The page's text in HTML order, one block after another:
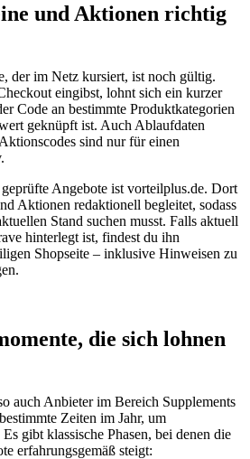
und Aktionen richtig
der im Netz kursiert, ist noch gültig.
eingibst, lohnt sich ein kurzer
Code an bestimmte Produktkategorien
geknüpft ist. Auch Ablaufdaten
sind nur für einen
Angebote ist vorteilplus.de. Dort
Aktionen redaktionell begleitet, sodass
Stand suchen musst. Falls aktuell
hinterlegt ist, findest du ihn
Shopseite – inklusive Hinweisen zu
die sich lohnen
auch Anbieter im Bereich Supplements
Zeiten im Jahr, um
gibt klassische Phasen, bei denen die
erfahrungsgemäß steigt: